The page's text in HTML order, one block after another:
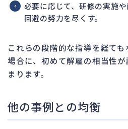
必要に応じて、研修の実施
回避の努力を尽くす。
これらの段階的な指導を経て
場合に、初めて解雇の相当性
まります。
他の事例との均衡